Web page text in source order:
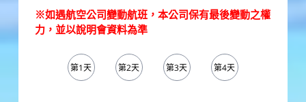
※如遇航空公司變動航班，本公司保有最後變動之權
力，並以說明會資料為準
第1天 第2天 第3天 第4天